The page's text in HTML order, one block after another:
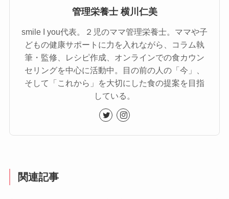
管理栄養士 横川仁美
smile I you代表。２児のママ管理栄養士。ママや子
どもの健康サポートに力を入れながら、コラム執
筆・監修、レシピ作成、オンラインでの食カウン
セリングを中心に活動中。目の前の人の「今」、
そして「これから」を大切にした食の提案を目指
している。
関連記事